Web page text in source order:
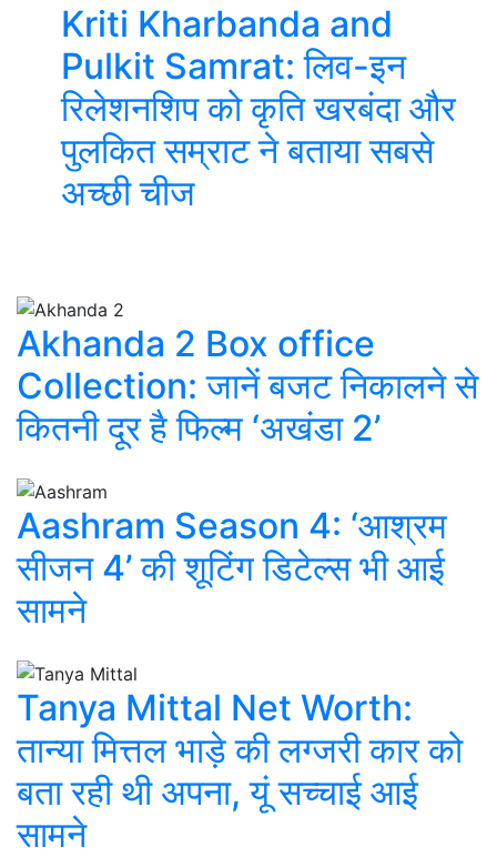
Kriti Kharbanda and
Pulkit Samrat: लिव-इन
रिलेशनशिप को कृति खरबंदा और
पुलकित सम्राट ने बताया सबसे
अच्छी चीज
Akhanda 2 Box office
Collection: जानें बजट निकालने से
कितनी दूर है फिल्म ‘अखंडा 2’
Aashram Season 4: ‘आश्रम
सीजन 4’ की शूटिंग डिटेल्स भी आई
सामने
Tanya Mittal Net Worth:
तान्या मित्तल भाड़े की लग्जरी कार को
बता रही थी अपना, यूं सच्चाई आई
सामने